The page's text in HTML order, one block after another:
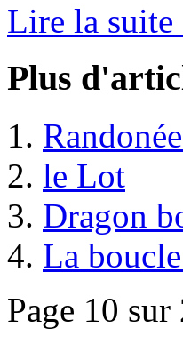
Lire la suite
Plus
le Lot
Dragon
La
Page 10 sur